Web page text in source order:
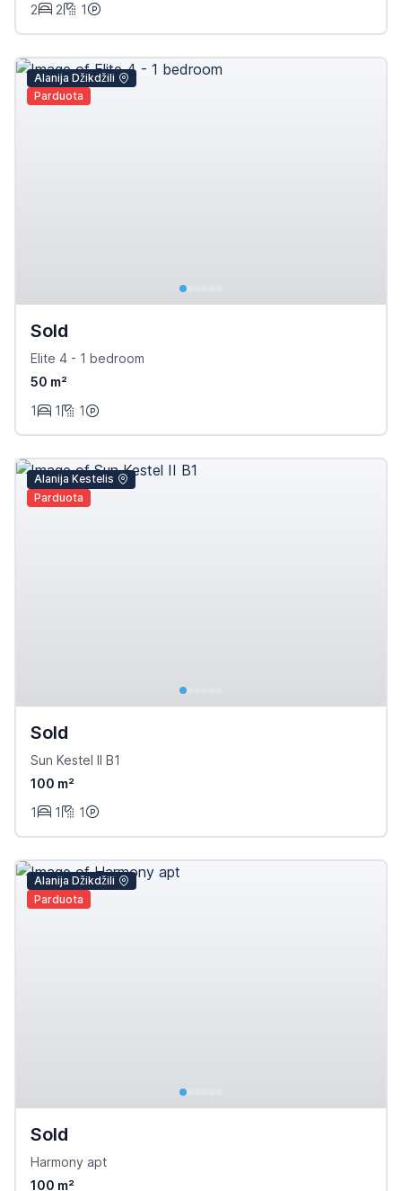
2
2 1
Alanija Džikdžili
Parduota
Sold
Elite 4 - 1 bedroom
50 m²
1
1 1
Alanija Kestelis
Parduota
Sold
Sun Kestel II B1
100 m²
1
1 1
Alanija Džikdžili
Parduota
Sold
Harmony apt
100 m²